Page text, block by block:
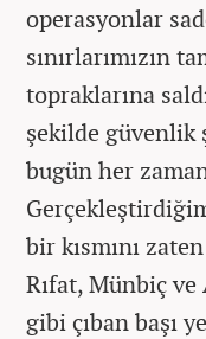
operasyonlar
sınırlarımızın
topraklarına
şekilde güvenlik
bugün her
bir kısmını
Rıfat, Münbiç
gibi çıban başı